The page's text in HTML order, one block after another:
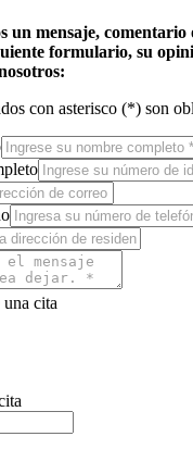
un mensaje,
formulario, su
con asterisco (*) son
cita